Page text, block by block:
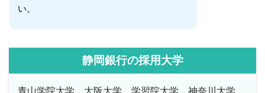
い。
静岡銀行の採用大学
青山学院大学、大阪大学、学習院大学、神奈川大学、